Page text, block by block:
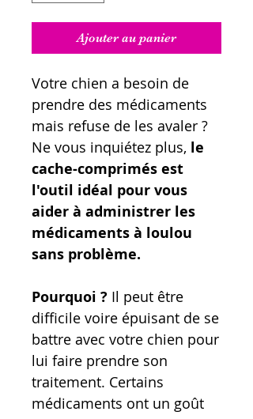
Ajouter au panier
Votre chien a besoin de
prendre des médicaments
mais refuse de les avaler ?
Ne vous inquiétez plus, le
cache-comprimés est
l'outil idéal pour vous
aider à administrer les
médicaments à loulou
sans problème.
Pourquoi ? Il peut être
difficile voire épuisant de se
battre avec votre chien pour
lui faire prendre son
traitement. Certains
médicaments ont un goût